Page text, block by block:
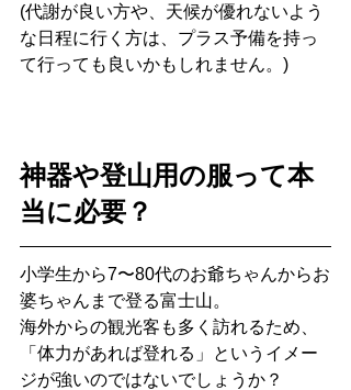
(代謝が良い方や、天候が優れないよう
な日程に行く方は、プラス予備を持っ
て行っても良いかもしれません。)
神器や登山用の服って本
当に必要？
小学生から7〜80代のお爺ちゃんからお
婆ちゃんまで登る富士山。
海外からの観光客も多く訪れるため、
「体力があれば登れる」というイメー
ジが強いのではないでしょうか？